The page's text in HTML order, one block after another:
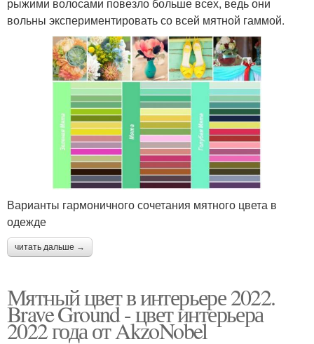
рыжими волосами повезло больше всех, ведь они
вольны экспериментировать со всей мятной гаммой.
Варианты гармоничного сочетания мятного цвета в
одежде
читать дальше →
Мятный цвет в интерьере 2022.
Brave Ground - цвет интерьера
2022 года от AkzoNobel